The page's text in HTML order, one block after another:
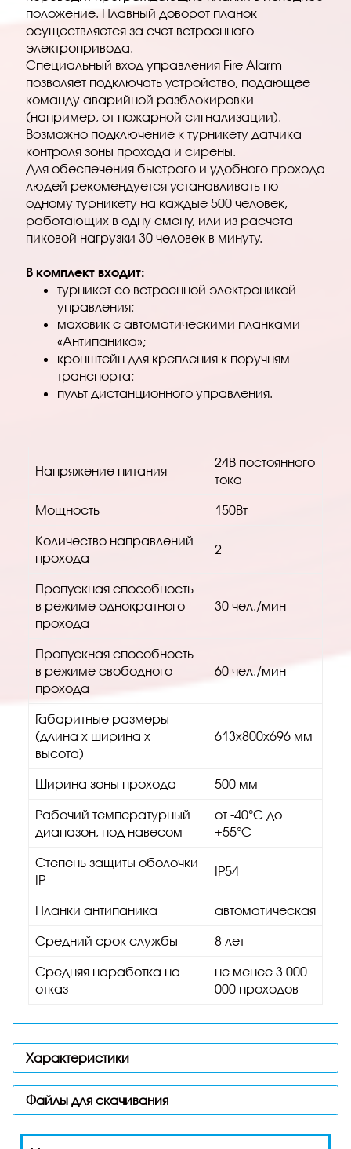
положение. Плавный доворот планок
осуществляется за счет встроенного
электропривода.
Специальный вход управления Fire Alarm
позволяет подключать устройство, подающее
команду аварийной разблокировки
(например, от пожарной сигнализации).
Возможно подключение к турникету датчика
контроля зоны прохода и сирены.
Для обеспечения быстрого и удобного прохода
людей рекомендуется устанавливать по
одному турникету на каждые 500 человек,
работающих в одну смену, или из расчета
пиковой нагрузки 30 человек в минуту.
В комплект входит:
турникет со встроенной электроникой
управления;
маховик с автоматическими планками
«Антипаника»;
кронштейн для крепления к поручням
транспорта;
пульт дистанционного управления.
Напряжение питания
24В постоянного
тока
Мощность 150Вт
Количество направлений
прохода
2
Пропускная способность
в режиме однократного
прохода
30 чел./мин
Пропускная способность
в режиме свободного
прохода
60 чел./мин
Габаритные размеры
(длина х ширина х
высота)
613х800х696 мм
Ширина зоны прохода 500 мм
Рабочий температурный
диапазон, под навесом
от -40°C до
+55°C
Степень защиты оболочки
IP
IP54
Планки антипаника автоматическая
Средний срок службы 8 лет
Средняя наработка на
отказ
не менее 3 000
000 проходов
Характеристики
Файлы для скачивания